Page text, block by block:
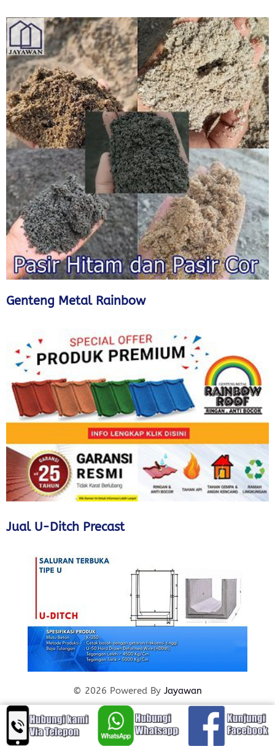
Genteng Metal Rainbow
Jual U-Ditch Precast
© 2026 Powered By Jayawan